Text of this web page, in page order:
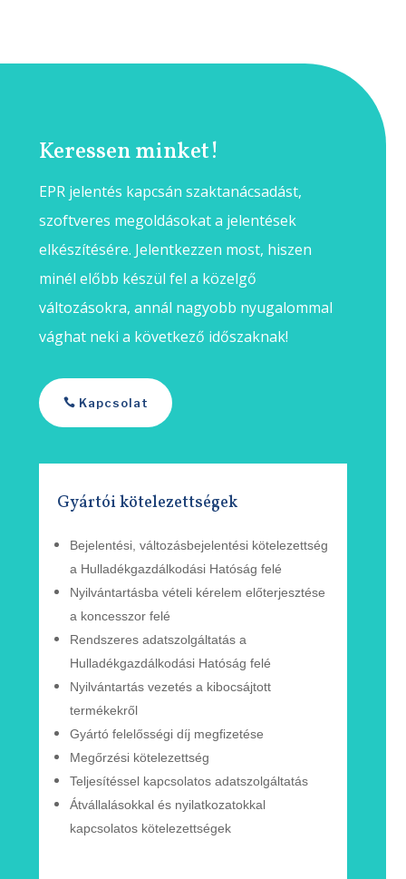
Keressen minket!
EPR jelentés kapcsán szaktanácsadást,
szoftveres megoldásokat a jelentések
elkészítésére. Jelentkezzen most, hiszen
minél előbb készül fel a közelgő
változásokra, annál nagyobb nyugalommal
vághat neki a következő időszaknak!
Kapcsolat
Gyártói kötelezettségek
Bejelentési, változásbejelentési kötelezettség
a Hulladékgazdálkodási Hatóság felé
Nyilvántartásba vételi kérelem előterjesztése
a koncesszor felé
Rendszeres adatszolgáltatás a
Hulladékgazdálkodási Hatóság felé
Nyilvántartás vezetés a kibocsájtott
termékekről
Gyártó felelősségi díj megfizetése
Megőrzési kötelezettség
Teljesítéssel kapcsolatos adatszolgáltatás
Átvállalásokkal és nyilatkozatokkal
kapcsolatos kötelezettségek